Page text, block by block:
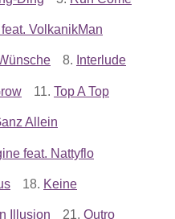
VolkanikMan
8. Interlude
11. Top A Top
Allein
feat. Nattyflo
18. Keine
Illusion 21. Outro